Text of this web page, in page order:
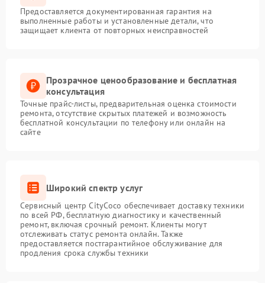
Предоставляется документированная гарантия на
выполненные работы и установленные детали, что
защищает клиента от повторных неисправностей
Прозрачное ценообразование и бесплатная
консультация
Точные прайс-листы, предварительная оценка стоимости
ремонта, отсутствие скрытых платежей и возможность
бесплатной консультации по телефону или онлайн на
сайте
Широкий спектр услуг
Сервисный центр CityCoco обеспечивает доставку техники
по всей РФ, бесплатную диагностику и качественный
ремонт, включая срочный ремонт. Клиенты могут
отслеживать статус ремонта онлайн. Также
предоставляется постгарантийное обслуживание для
продления срока службы техники